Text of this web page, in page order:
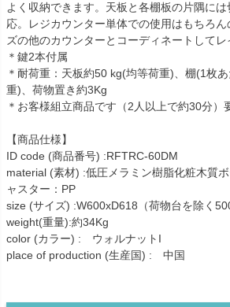
よく収納できます。天板と各棚板の片隅に
応。レジカウンター単体での使用はもちろ
ズの他のカウンターとコーディネートしてレ
＊鍵2本付属
＊耐荷重：天板約50 kg(均等荷重)、棚(1枚
重)、荷物置き約3Kg
＊お客様組立商品です（2人以上で約30分）
【商品仕様】
ID code (商品番号) :RFTRC-60DM
material (素材) :低圧メラミン樹脂化粧木質
ャスター：PP
size (サイズ) :W600xD618（荷物台を除く
weight(重量):約34Kg
color (カラー) : ウォルナットI
place of production (生産国) : 中国